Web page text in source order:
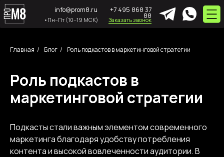
+7 495 868 37
info@prom8.ru
•Пн–Пт (10–19 МСК)
Главная / Блог / Роль подкастов в маркетинговой стратегии
Роль подкастов в
маркетинговой стратегии
Подкасты стали важным элементом современного
маркетинга благодаря удобству потребления
контента и высокой вовлеченности аудитории. В